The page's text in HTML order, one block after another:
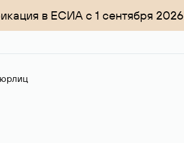
в ЕСИА с 1 сентября 2026